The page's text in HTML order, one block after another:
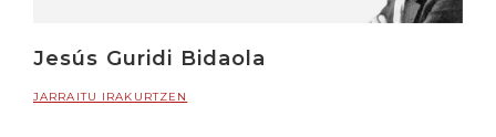
Jesús Guridi Bidaola
JARRAITU IRAKURTZEN